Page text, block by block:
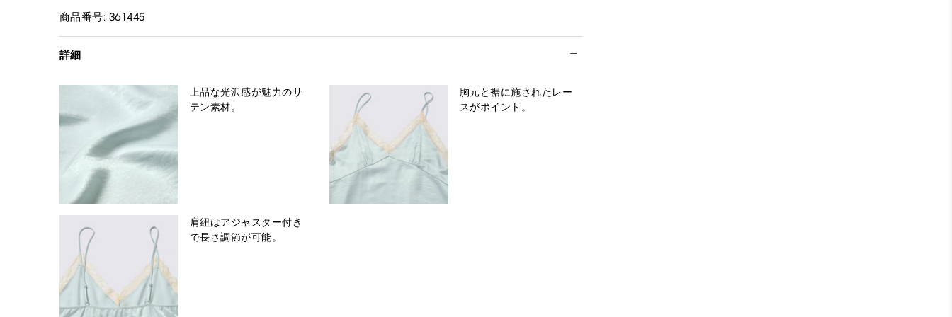
商品番号: 361445
詳細
上品な光沢感が魅力のサ
テン素材。
胸元と裾に施されたレー
スがポイント。
肩紐はアジャスター付き
で長さ調節が可能。